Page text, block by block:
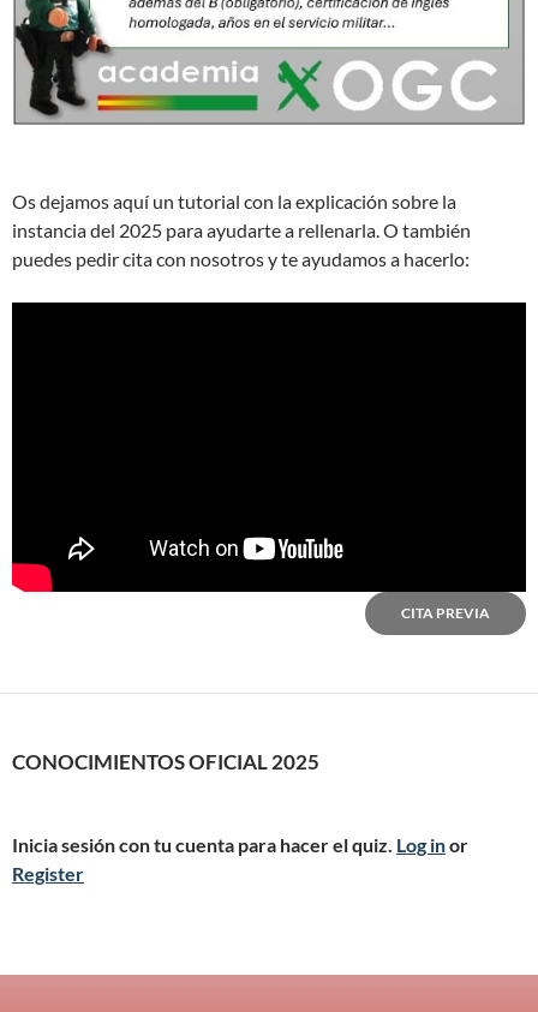
Os dejamos aquí un tutorial con la explicación sobre la
instancia del 2025 para ayudarte a rellenarla. O también
puedes pedir cita con nosotros y te ayudamos a hacerlo:
CITA PREVIA
CONOCIMIENTOS OFICIAL 2025
Inicia sesión con tu cuenta para hacer el quiz. Log inor
Register